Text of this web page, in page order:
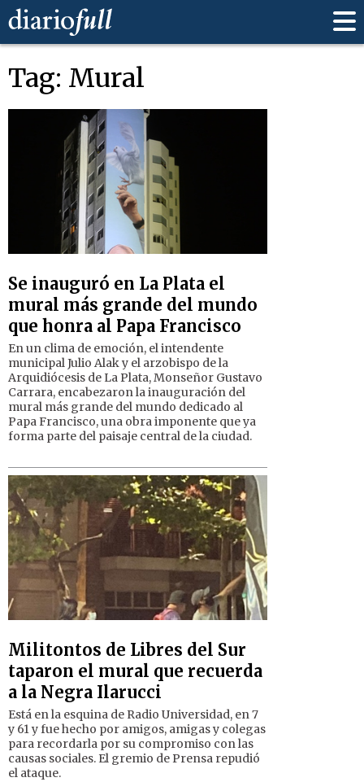
Tag: Mural
Se inauguró en La Plata el
mural más grande del mundo
que honra al Papa Francisco
En un clima de emoción, el intendente
municipal Julio Alak y el arzobispo de la
Arquidiócesis de La Plata, Monseñor Gustavo
Carrara, encabezaron la inauguración del
mural más grande del mundo dedicado al
Papa Francisco, una obra imponente que ya
forma parte del paisaje central de la ciudad.
Militontos de Libres del Sur
taparon el mural que recuerda
a la Negra Ilarucci
Está en la esquina de Radio Universidad, en 7
y 61 y fue hecho por amigos, amigas y colegas
para recordarla por su compromiso con las
causas sociales. El gremio de Prensa repudió
el ataque.